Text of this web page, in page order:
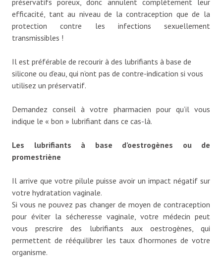
préservatifs poreux, donc annulent complètement leur
efficacité, tant au niveau de la contraception que de la
protection contre les infections sexuellement
transmissibles !
Il est préférable de recourir à des lubrifiants à base de
silicone ou d’eau, qui n’ont pas de contre-indication si vous
utilisez un préservatif.
Demandez conseil à votre pharmacien pour qu’il vous
indique le « bon » lubrifiant dans ce cas-là.
Les lubrifiants à base d’oestrogènes ou de
promestriène
Il arrive que votre pilule puisse avoir un impact négatif sur
votre hydratation vaginale.
Si vous ne pouvez pas changer de moyen de contraception
pour éviter la sécheresse vaginale, votre médecin peut
vous prescrire des lubrifiants aux oestrogènes, qui
permettent de rééquilibrer les taux d’hormones de votre
organisme.